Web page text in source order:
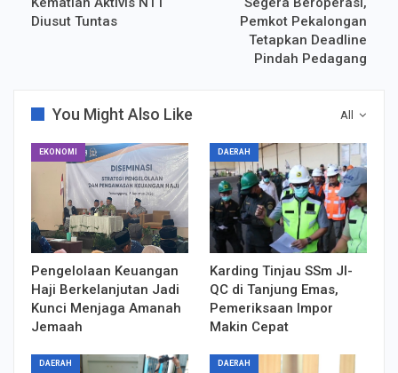
Diusut Tuntas
Pemkot Pekalongan
Tetapkan Deadline
Pindah Pedagang
All
You Might Also Like
EKONOMI
Pengelolaan Keuangan
Haji Berkelanjutan Jadi
Kunci Menjaga Amanah
Jemaah
DAERAH
Karding Tinjau SSm JI-
QC di Tanjung Emas,
Pemeriksaan Impor
Makin Cepat
DAERAH DAERAH